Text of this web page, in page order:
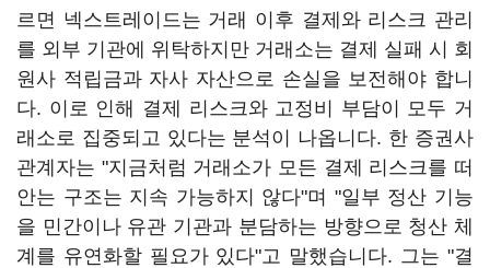
르면 넥스트레이드는 거래 이후 결제와 리스크 관리
를 외부 기관에 위탁하지만 거래소는 결제 실패 시 회
원사 적립금과 자사 자산으로 손실을 보전해야 합니
다. 이로 인해 결제 리스크와 고정비 부담이 모두 거
래소로 집중되고 있다는 분석이 나옵니다. 한 증권사
관계자는 "지금처럼 거래소가 모든 결제 리스크를 떠
안는 구조는 지속 가능하지 않다"며 "일부 정산 기능
을 민간이나 유관 기관과 분담하는 방향으로 청산 체
계를 유연화할 필요가 있다"고 말했습니다. 그는 "결